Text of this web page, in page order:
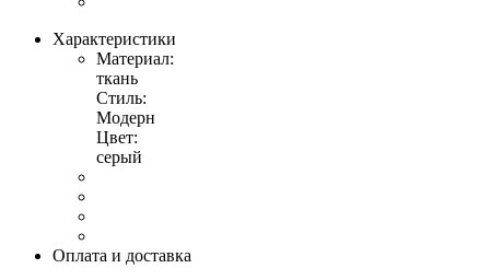
Характеристики
Материал:
ткань
Стиль:
Модерн
Цвет:
серый
Оплата и доставка